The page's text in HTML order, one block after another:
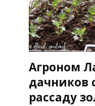
Агроном
дачников
рассаду